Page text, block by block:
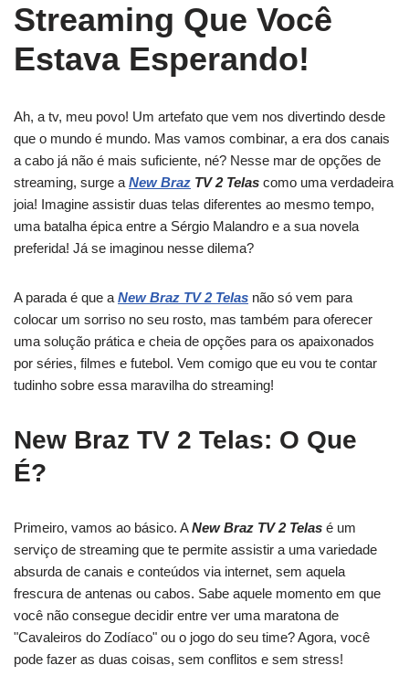
Streaming Que Você
Estava Esperando!
Ah, a tv, meu povo! Um artefato que vem nos divertindo desde
que o mundo é mundo. Mas vamos combinar, a era dos canais
a cabo já não é mais suficiente, né? Nesse mar de opções de
streaming, surge a New Braz TV 2 Telas como uma verdadeira
joia! Imagine assistir duas telas diferentes ao mesmo tempo,
uma batalha épica entre a Sérgio Malandro e a sua novela
preferida! Já se imaginou nesse dilema?
A parada é que a New Braz TV 2 Telas não só vem para
colocar um sorriso no seu rosto, mas também para oferecer
uma solução prática e cheia de opções para os apaixonados
por séries, filmes e futebol. Vem comigo que eu vou te contar
tudinho sobre essa maravilha do streaming!
New Braz TV 2 Telas: O Que
É?
Primeiro, vamos ao básico. ANew Braz TV 2 Telas é um
serviço de streaming que te permite assistir a uma variedade
absurda de canais e conteúdos via internet, sem aquela
frescura de antenas ou cabos. Sabe aquele momento em que
você não consegue decidir entre ver uma maratona de
"Cavaleiros do Zodíaco" ou o jogo do seu time? Agora, você
pode fazer as duas coisas, sem conflitos e sem stress!